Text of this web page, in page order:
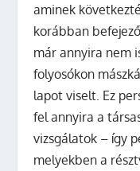
aminek
korábban
már annyira nem
folyosókon
lapot viselt. Ez
fel annyira a
vizsgálatok – így
melyekben a